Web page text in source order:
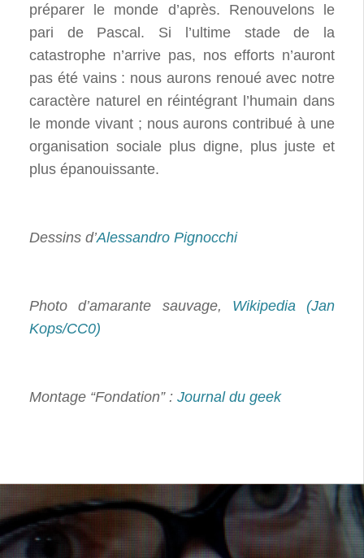
préparer le monde d’après. Renouvelons le
pari de Pascal. Si l’ultime stade de la
catastrophe n’arrive pas, nos efforts n’auront
pas été vains : nous aurons renoué avec notre
caractère naturel en réintégrant l’humain dans
le monde vivant ; nous aurons contribué à une
organisation sociale plus digne, plus juste et
plus épanouissante.
Dessins d’Alessandro Pignocchi
Photo d’amarante sauvage, Wikipedia (Jan
Kops/CC0)
Montage “Fondation” : Journal du geek